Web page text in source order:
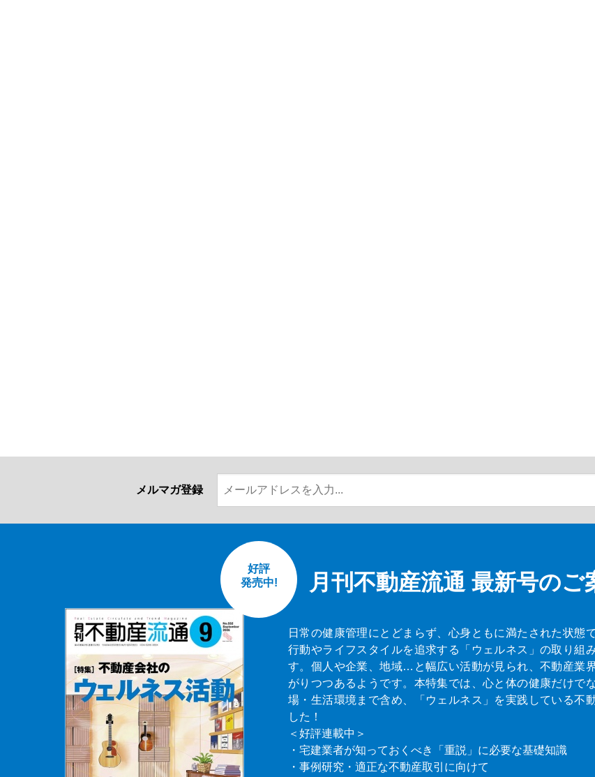
メルマガ登録
月刊不動産流通 最新号のご
好評
発売中!
日常の健康管理にとどまらず、心身ともに満たされた状態
行動やライフスタイルを追求する「ウェルネス」の取り組
す。個人や企業、地域…と幅広い活動が見られ、不動産業
がりつつあるようです。本特集では、心と体の健康だけで
場・生活環境まで含め、「ウェルネス」を実践している不
した！
＜好評連載中＞
・宅建業者が知っておくべき「重説」に必要な基礎知識
・事例研究・適正な不動産取引に向けて